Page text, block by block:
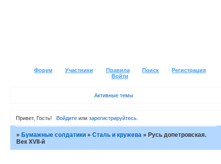
Форум Участники Правила Поиск
Регистрация
Войти
Активные темы
Привет, Гость! Войдитеили зарегистрируйтесь.
»Бумажные солдатики »Сталь и кружева »Русь допетровская.
Век XVII-й